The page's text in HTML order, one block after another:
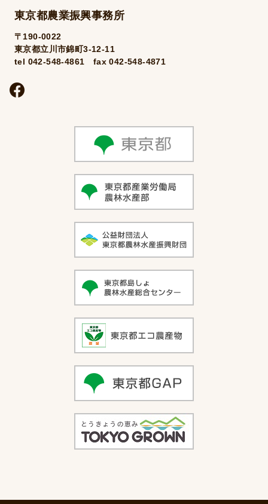
東京都農業振興事務所
〒190-0022
東京都立川市錦町3-12-11
tel 042-548-4861 fax 042-548-4871